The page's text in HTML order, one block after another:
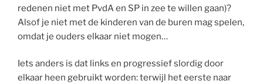
redenen niet met PvdA en SP in zee te willen gaan)?
Alsof je niet met de kinderen van de buren mag spelen,
omdat je ouders elkaar niet mogen…
Iets anders is dat links en progressief slordig door
elkaar heen gebruikt worden: terwijl het eerste naar